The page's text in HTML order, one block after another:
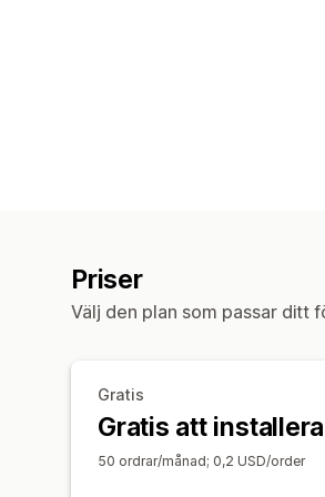
Priser
Välj den plan som passar ditt
Gratis
Gratis att installera
50 ordrar/månad; 0,2 USD/order